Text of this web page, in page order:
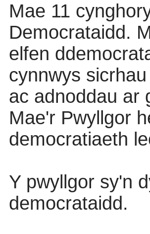
Mae 11
Democrataidd.
elfen
cynnwys sicrhau
ac adnoddau ar
Mae'r Pwyllgor
democratiaeth
Y pwyllgor sy'n
democrataidd.